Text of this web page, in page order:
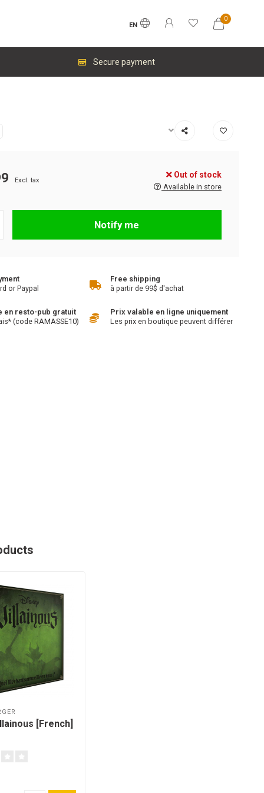
EN
0
Secure payment
Excl. tax
Out of stock
Available in store
Notify me
or Paypal
Free shipping
à partir de 99$ d'achat
en resto-pub gratuit
(code RAMASSE10)
Prix valable en ligne uniquement
Les prix en boutique peuvent différer
[French]